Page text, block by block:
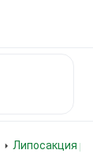
Липосакция